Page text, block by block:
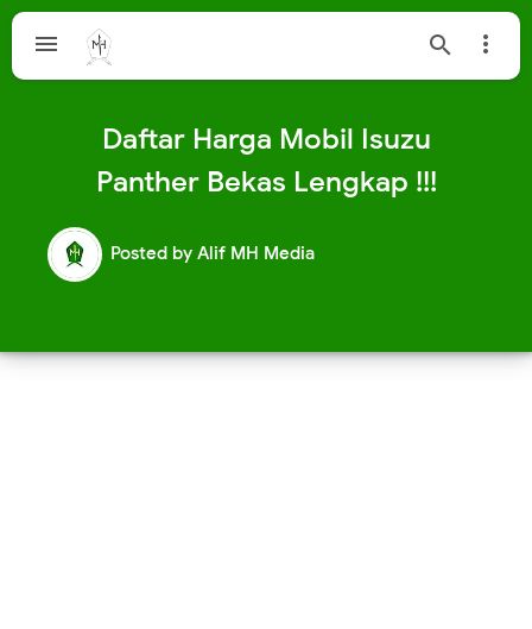
  
Daftar Harga Mobil Isuzu
Panther Bekas Lengkap !!!
Posted by Alif MH Media